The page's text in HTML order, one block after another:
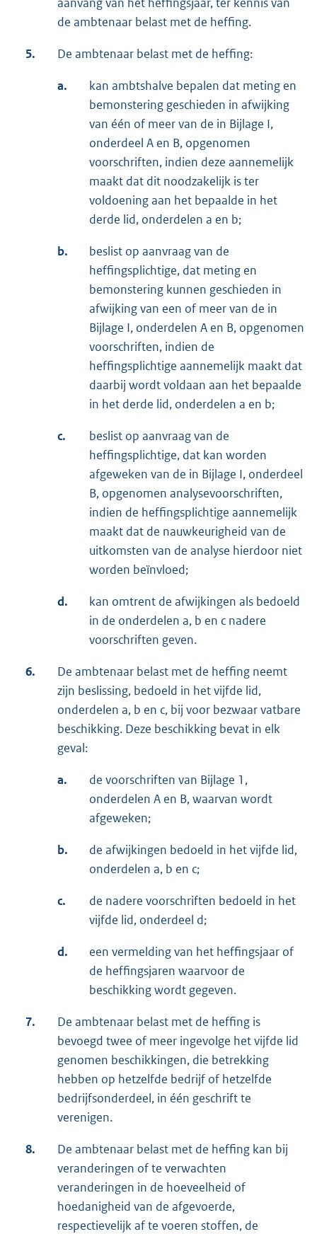
de ambtenaar belast met de heffing.
5. De ambtenaar belast met de heffing:
a.
kan ambtshalve bepalen dat meting en
bemonstering geschieden in afwijking
van één of meer van de in Bijlage I,
onderdeel A en B, opgenomen
voorschriften, indien deze aannemelijk
maakt dat dit noodzakelijk is ter
voldoening aan het bepaalde in het
derde lid, onderdelen a en b;
b.
beslist op aanvraag van de
heffingsplichtige, dat meting en
bemonstering kunnen geschieden in
afwijking van een of meer van de in
Bijlage I, onderdelen A en B, opgenomen
voorschriften, indien de
heffingsplichtige aannemelijk maakt dat
daarbij wordt voldaan aan het bepaalde
in het derde lid, onderdelen a en b;
c.
beslist op aanvraag van de
heffingsplichtige, dat kan worden
afgeweken van de in Bijlage I, onderdeel
B, opgenomen analysevoorschriften,
indien de heffingsplichtige aannemelijk
maakt dat de nauwkeurigheid van de
uitkomsten van de analyse hierdoor niet
worden beïnvloed;
d.
kan omtrent de afwijkingen als bedoeld
in de onderdelen a, b en c nadere
voorschriften geven.
6.
De ambtenaar belast met de heffing neemt
zijn beslissing, bedoeld in het vijfde lid,
onderdelen a, b en c, bij voor bezwaar vatbare
beschikking. Deze beschikking bevat in elk
geval:
a.
de voorschriften van Bijlage 1,
onderdelen A en B, waarvan wordt
afgeweken;
b.
de afwijkingen bedoeld in het vijfde lid,
onderdelen a, b en c;
c.
de nadere voorschriften bedoeld in het
vijfde lid, onderdeel d;
d.
een vermelding van het heffingsjaar of
de heffingsjaren waarvoor de
beschikking wordt gegeven.
7.
De ambtenaar belast met de heffing is
bevoegd twee of meer ingevolge het vijfde lid
genomen beschikkingen, die betrekking
hebben op hetzelfde bedrijf of hetzelfde
bedrijfsonderdeel, in één geschrift te
verenigen.
8.
De ambtenaar belast met de heffing kan bij
veranderingen of te verwachten
veranderingen in de hoeveelheid of
hoedanigheid van de afgevoerde,
respectievelijk af te voeren stoffen, de